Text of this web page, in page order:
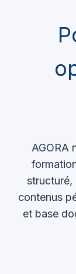
AGORA
structuré,
contenus
et base